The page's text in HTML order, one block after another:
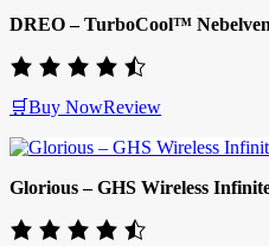
DREO – TurboCool™
🛒Buy NowReview
Glorious – GHS Wireless